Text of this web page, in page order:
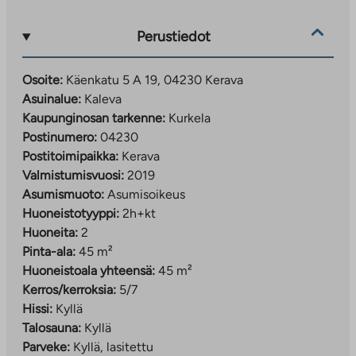
Perustiedot
Osoite: Käenkatu 5 A 19, 04230 Kerava
Asuinalue: Kaleva
Kaupunginosan tarkenne: Kurkela
Postinumero: 04230
Postitoimipaikka: Kerava
Valmistumisvuosi: 2019
Asumismuoto: Asumisoikeus
Huoneistotyyppi: 2h+kt
Huoneita: 2
Pinta-ala: 45 m²
Huoneistoala yhteensä: 45 m²
Kerros/kerroksia: 5/7
Hissi: Kyllä
Talosauna: Kyllä
Parveke: Kyllä, lasitettu